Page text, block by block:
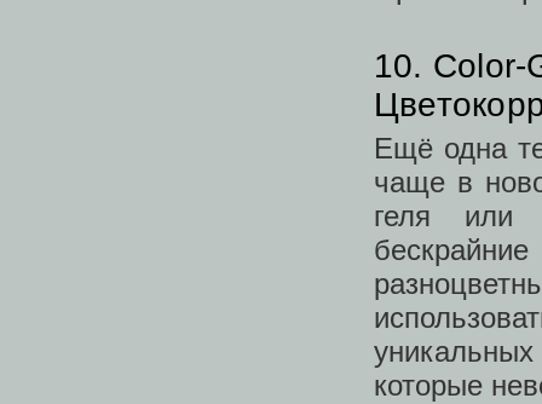
10. Color-
Ещё одна
чаще в
геля или
которые